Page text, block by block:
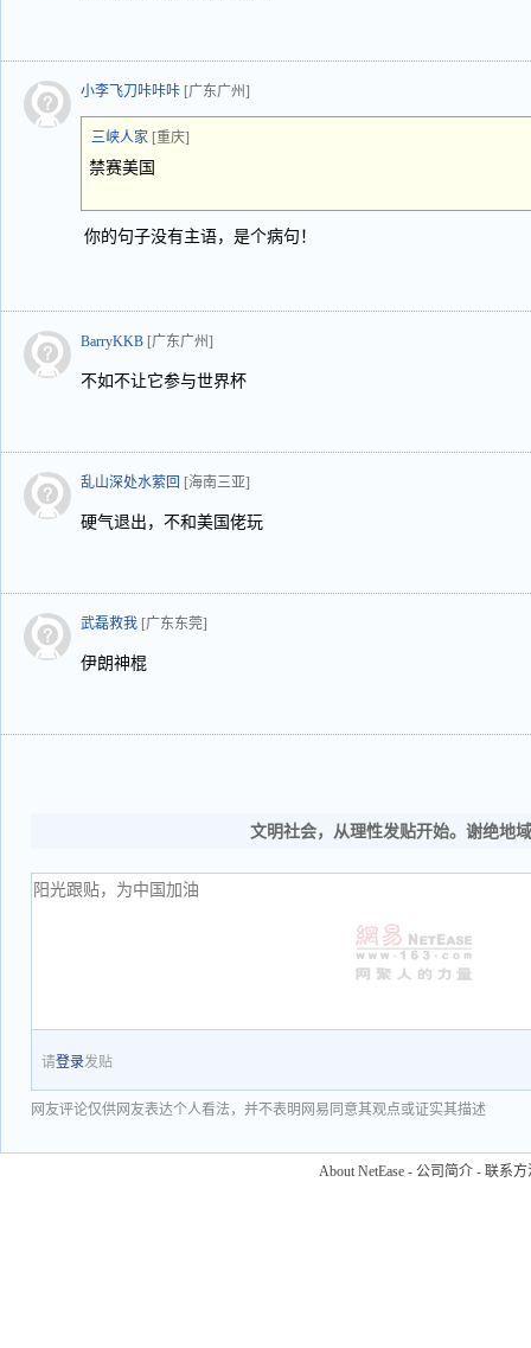
小李飞刀咔咔咔 [广东广州]
三峡人家 [重庆]
禁赛美国
你的句子没有主语，是个病句！
BarryKKB [广东广州]
不如不让它参与世界杯
乱山深处水萦回 [海南三亚]
硬气退出，不和美国佬玩
武磊救我 [广东东莞]
伊朗神棍
文明社会，从理性发贴开始。谢绝地
请登录发贴
网友评论仅供网友表达个人看法，并不表明网易同意其观点或证实其描述
About NetEase - 公司简介 - 联系方